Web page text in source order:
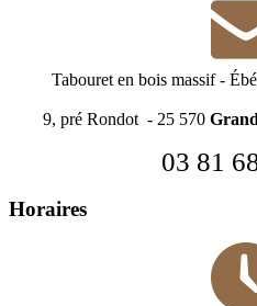
Tabouret en bois massif-
9, pré Rondot - 25 570
03 81
Horaires